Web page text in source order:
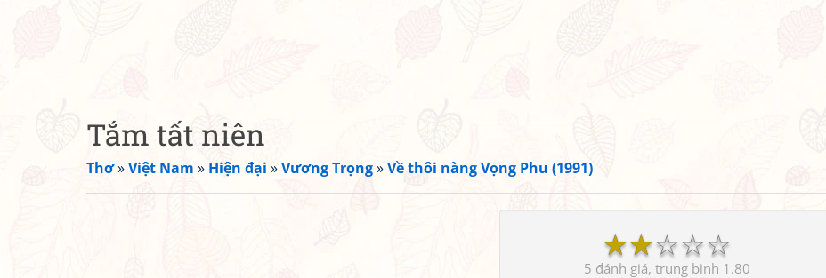
Tắm tất niên
Thơ»Việt Nam » Hiện đại »Vương Trọng»Về thôi nàng Vọng Phu (1991)
☆
☆
☆
☆
☆
5 1.80